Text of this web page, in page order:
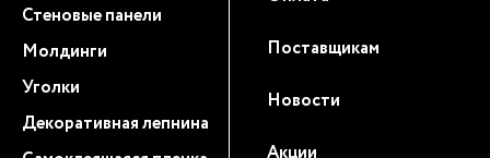
Стеновые панели
Молдинги
Уголки
Декоративная лепнина
Поставщикам
Новости
Акции